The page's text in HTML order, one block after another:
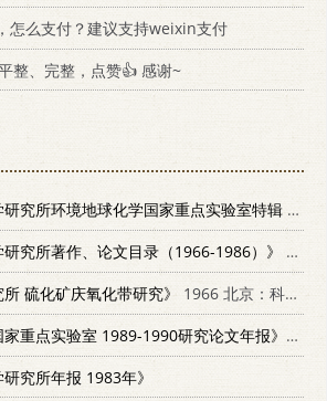
怎么支付？建议支持weixin支付
整、完整，点赞👍 感谢~
《中国科学院地球化学研究所环境地球化学国家重点实验室特辑 1988-1994》
研究所著作、论文目录（1966-1986）》
硫化矿庆氧化带研究》
1966 北京：科学出版社
《固体表面物理化学国家重点实验室 1989-1990研究论文年报》
厦门
究所年报 1983年》